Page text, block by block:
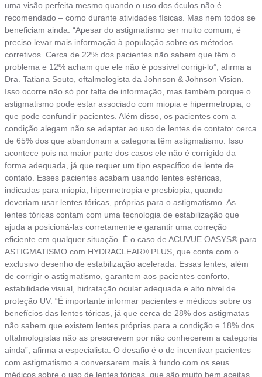
uma visão perfeita mesmo quando o uso dos óculos não é
recomendado – como durante atividades físicas. Mas nem todos se
beneficiam ainda: “Apesar do astigmatismo ser muito comum, é
preciso levar mais informação à população sobre os métodos
corretivos. Cerca de 22% dos pacientes não sabem que têm o
problema e 12% acham que ele não é possível corrigi-lo”, afirma a
Dra. Tatiana Souto, oftalmologista da Johnson & Johnson Vision.
Isso ocorre não só por falta de informação, mas também porque o
astigmatismo pode estar associado com miopia e hipermetropia, o
que pode confundir pacientes. Além disso, os pacientes com a
condição alegam não se adaptar ao uso de lentes de contato: cerca
de 65% dos que abandonam a categoria têm astigmatismo. Isso
acontece pois na maior parte dos casos ele não é corrigido da
forma adequada, já que requer um tipo específico de lente de
contato. Esses pacientes acabam usando lentes esféricas,
indicadas para miopia, hipermetropia e presbiopia, quando
deveriam usar lentes tóricas, próprias para o astigmatismo. As
lentes tóricas contam com uma tecnologia de estabilização que
ajuda a posicioná-las corretamente e garantir uma correção
eficiente em qualquer situação. É o caso de ACUVUE OASYS® para
ASTIGMATISMO com HYDRACLEAR® PLUS, que conta com o
exclusivo desenho de estabilização acelerada. Essas lentes, além
de corrigir o astigmatismo, garantem aos pacientes conforto,
estabilidade visual, hidratação ocular adequada e alto nível de
proteção UV. “É importante informar pacientes e médicos sobre os
benefícios das lentes tóricas, já que cerca de 28% dos astigmatas
não sabem que existem lentes próprias para a condição e 18% dos
oftalmologistas não as prescrevem por não conhecerem a categoria
ainda”, afirma a especialista. O desafio é o de incentivar pacientes
com astigmatismo a conversarem mais à fundo com os seus
médicos sobre o uso de lentes tóricas, que são muito bem aceitas